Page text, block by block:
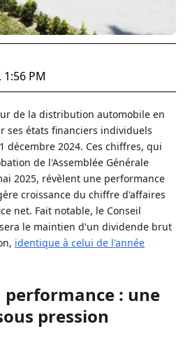
1:56 PM
de la distribution automobile en
ses états financiers individuels
décembre 2024. Ces chiffres, qui
de l'Assemblée Générale
2025, révèlent une performance
croissance du chiffre d'affaires
net. Fait notable, le Conseil
le maintien d'un dividende brut
identique à celui de l'année
performance : une
pression